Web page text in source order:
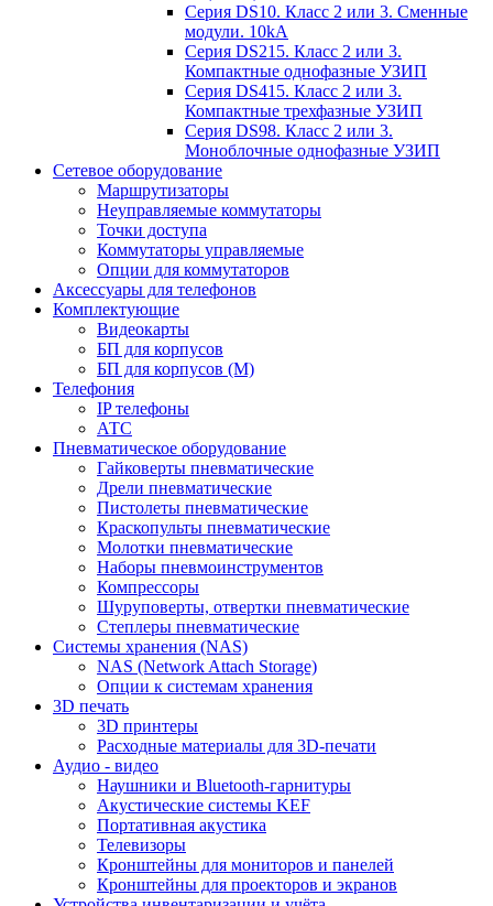
Серия DS10. Класс 2 или 3. Сменные
модули. 10kA
Серия DS215. Класс 2 или 3.
Компактные однофазные УЗИП
Серия DS415. Класс 2 или 3.
Компактные трехфазные УЗИП
Серия DS98. Класс 2 или 3.
Моноблочные однофазные УЗИП
Сетевое оборудование
Маршрутизаторы
Неуправляемые коммутаторы
Точки доступа
Коммутаторы управляемые
Опции для коммутаторов
Аксессуары для телефонов
Комплектующие
Видеокарты
БП для корпусов
БП для корпусов (М)
Телефония
IP телефоны
АТС
Пневматическое оборудование
Гайковерты пневматические
Дрели пневматические
Пистолеты пневматические
Краскопульты пневматические
Молотки пневматические
Наборы пневмоинструментов
Компрессоры
Шуруповерты, отвертки пневматические
Степлеры пневматические
Cистемы хранения (NAS)
NAS (Network Attach Storage)
Опции к системам хранения
3D печать
3D принтеры
Расходные материалы для 3D-печати
Аудио - видео
Наушники и Bluetooth-гарнитуры
Акустические системы KEF
Портативная акустика
Телевизоры
Кронштейны для мониторов и панелей
Кронштейны для проекторов и экранов